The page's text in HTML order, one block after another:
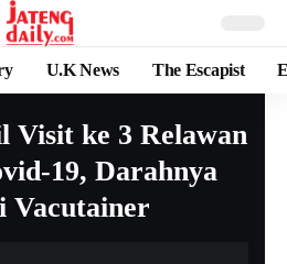
U.K News The Escapist
Visit ke 3 Relawan
19, Darahnya
Vacutainer